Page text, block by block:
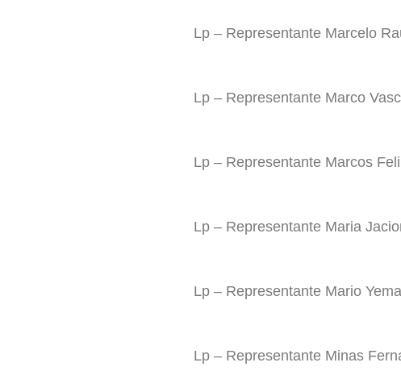
Lp – Representante Marcelo
Lp – Representante Marco
Lp – Representante Marcos
Lp – Representante Maria
Lp – Representante Mario
Lp – Representante Minas